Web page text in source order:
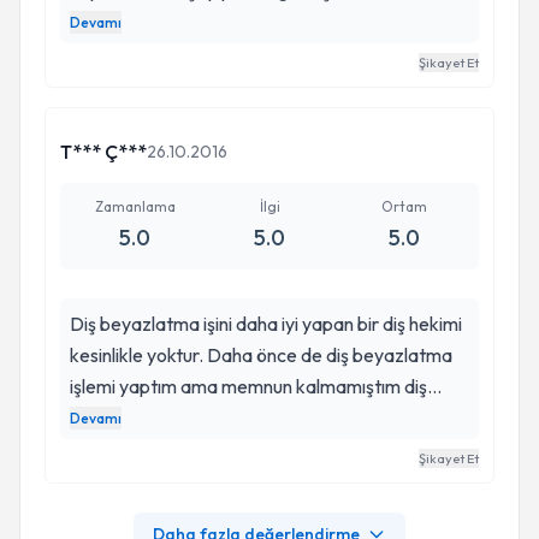
biteli 2 hafta kadar olacak ve çok memnunum.
İşlemler sırasında dikkatli olan Emre beyin eli de
Devamı
Şikayet Et
T*** Ç***26.10.2016
Zamanlama
5.0
İlgi
5.0
Ortam
5.0
Diş beyazlatma işini daha iyi yapan bir diş hekimi
kesinlikle yoktur. Daha önce de diş beyazlatma
işlemi yaptım ama memnun kalmamıştım diş
hekimi Hakkı Emre Bey sağolsun istediğim gibi
oldu. Diş beyazlatma işlemi bittikten 2 sene
Devamı
Şikayet Et
Daha fazla değerlendirme